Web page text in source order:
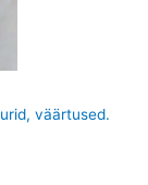
väärtused.